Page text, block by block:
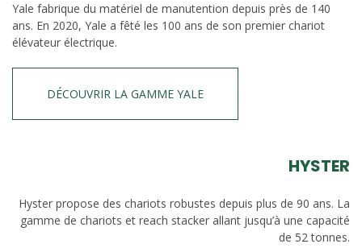
Yale fabrique du matériel de manutention depuis près de 140
ans. En 2020, Yale a fêté les 100 ans de son premier chariot
élévateur électrique.
DÉCOUVRIR LA GAMME YALE
HYSTER
Hyster propose des chariots robustes depuis plus de 90 ans. La
gamme de chariots et reach stacker allant jusqu’à une capacité
de 52 tonnes.